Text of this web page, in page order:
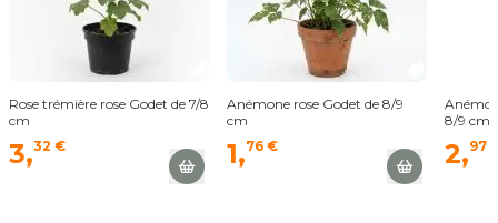
Rose trémière rose Godet de 7/8
cm
3,32 €
Anémone rose Godet de 8/9
cm
1,76 €
8/9 cm
2,97